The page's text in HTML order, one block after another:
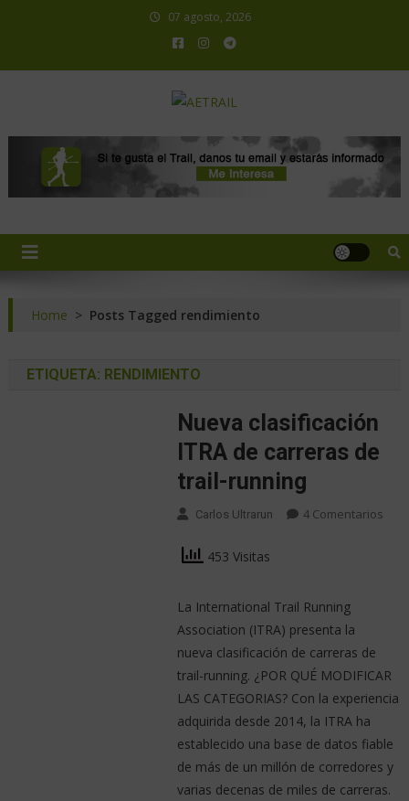
07 agosto, 2026
Home > Posts Tagged rendimiento
ETIQUETA: RENDIMIENTO
Nueva clasificación
ITRA de carreras de
trail-running
Carlos Ultrarun 4 Comentarios
453 Visitas
La International Trail Running
Association (ITRA) presenta la
nueva clasificación de carreras de
trail-running. ¿POR QUÉ MODIFICAR
LAS CATEGORIAS? Con la experiencia
adquirida desde 2014, la ITRA ha
establecido una base de datos fiable
de más de un millón de corredores y
varias decenas de miles de carreras.